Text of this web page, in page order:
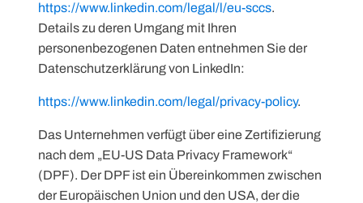
https://www.linkedin.com/legal/l/eu-sccs.
Details zu deren Umgang mit Ihren
personenbezogenen Daten entnehmen Sie der
Datenschutzerklärung von LinkedIn:
https://www.linkedin.com/legal/privacy-policy.
Das Unternehmen verfügt über eine Zertifizierung
nach dem „EU-US Data Privacy Framework“
(DPF). Der DPF ist ein Übereinkommen zwischen
der Europäischen Union und den USA, der die